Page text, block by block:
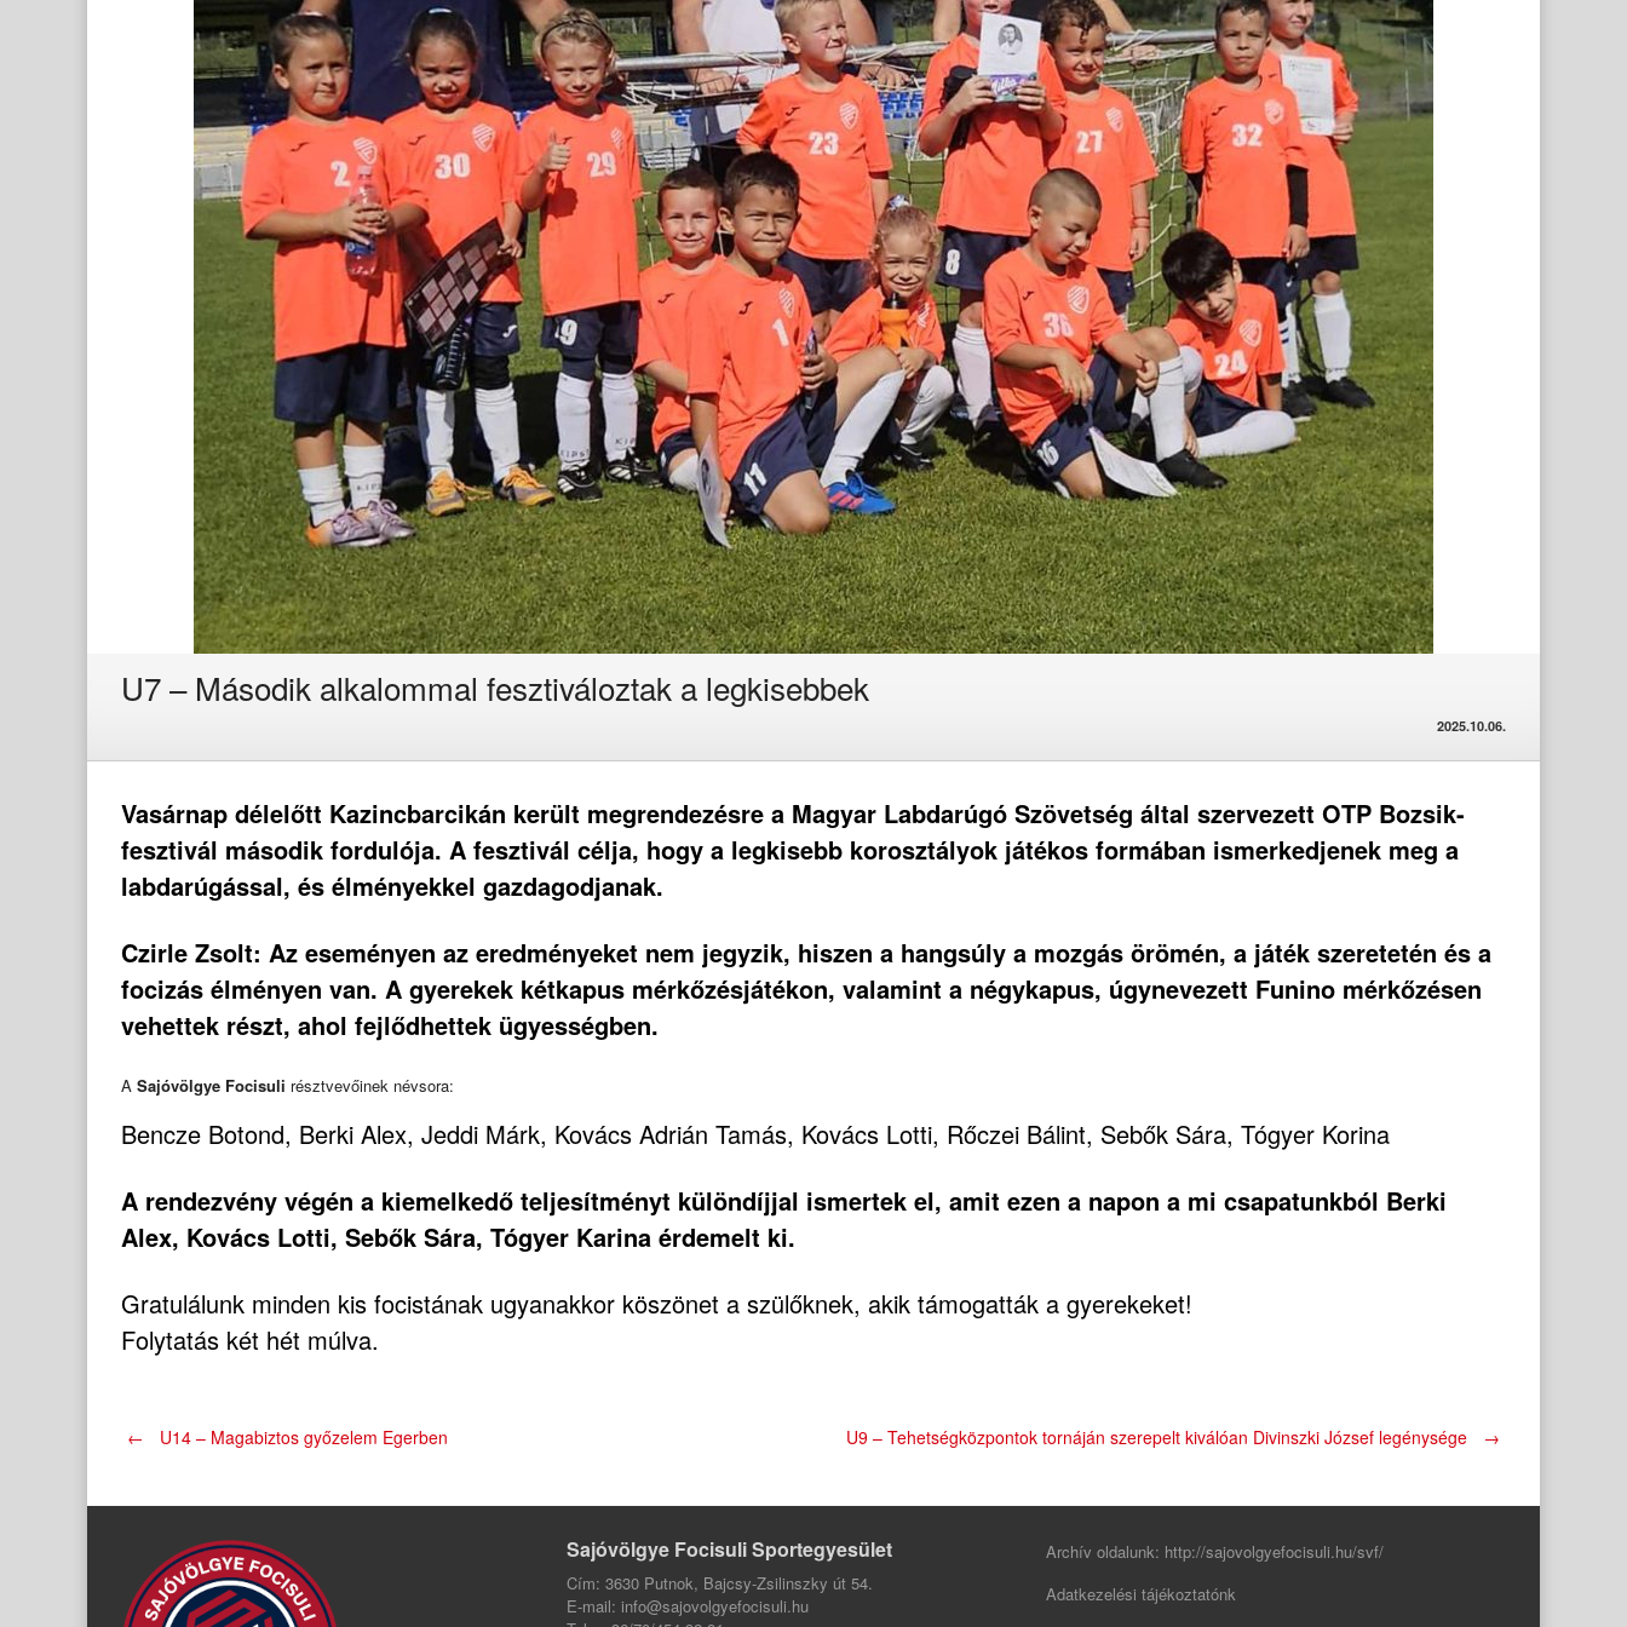
U7 – Második alkalommal fesztiváloztak a legkisebbek
2025.10.06.
Vasárnap délelőtt Kazincbarcikán került megrendezésre a Magyar Labdarúgó Szövetség által szervezett OTP Bozsik-
fesztivál második fordulója. A fesztivál célja, hogy a legkisebb korosztályok játékos formában ismerkedjenek meg a
labdarúgással, és élményekkel gazdagodjanak.
Czirle Zsolt: Az eseményen az eredményeket nem jegyzik, hiszen a hangsúly a mozgás örömén, a játék szeretetén és a
focizás élményen van. A gyerekek kétkapus mérkőzésjátékon, valamint a négykapus, úgynevezett Funino mérkőzésen
vehettek részt, ahol fejlődhettek ügyességben.
A Sajóvölgye Focisuli résztvevőinek névsora:
Bencze Botond, Berki Alex, Jeddi Márk, Kovács Adrián Tamás, Kovács Lotti, Rőczei Bálint, Sebők Sára, Tógyer Korina
A rendezvény végén a kiemelkedő teljesítményt különdíjjal ismertek el, amit ezen a napon a mi csapatunkból Berki
Alex, Kovács Lotti, Sebők Sára, Tógyer Karina érdemelt ki.
Gratulálunk minden kis focistának ugyanakkor köszönet a szülőknek, akik támogatták a gyerekeket!
Folytatás két hét múlva.
Post
navigation
← U14 – Magabiztos győzelem Egerben U9 – Tehetségközpontok tornáján szerepelt kiválóan Divinszki József legénysége →
Sajóvölgye Focisuli Sportegyesület
Cím: 3630 Putnok, Bajcsy-Zsilinszky út 54.
E-mail: info@sajovolgyefocisuli.hu
Archív oldalunk: http://sajovolgyefocisuli.hu/svf/
Adatkezelési tájékoztatónk